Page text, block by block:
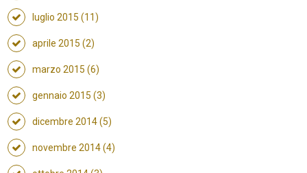
luglio 2015 (11)
aprile 2015 (2)
marzo 2015 (6)
gennaio 2015 (3)
dicembre 2014 (5)
novembre 2014 (4)